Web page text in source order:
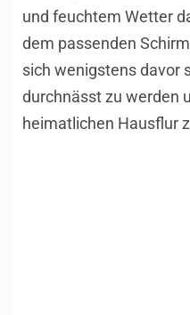
und feuchtem Wetter
dem passenden
sich wenigstens davor
durchnässt zu werden
heimatlichen Hausflur